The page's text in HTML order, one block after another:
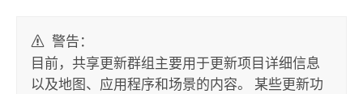
警告：
目前，共享更新群组主要用于更新项目详细信息
以及地图、应用程序和场景的内容。 某些更新功